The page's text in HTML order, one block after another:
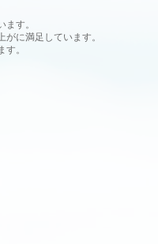
ます。
に満足しています。
す。